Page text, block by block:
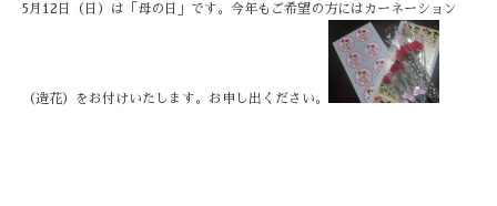
5月12日（日）は「母の日」です。今年もご希望の方にはカーネーション
（造花）をお付けいたします。お申し出ください。